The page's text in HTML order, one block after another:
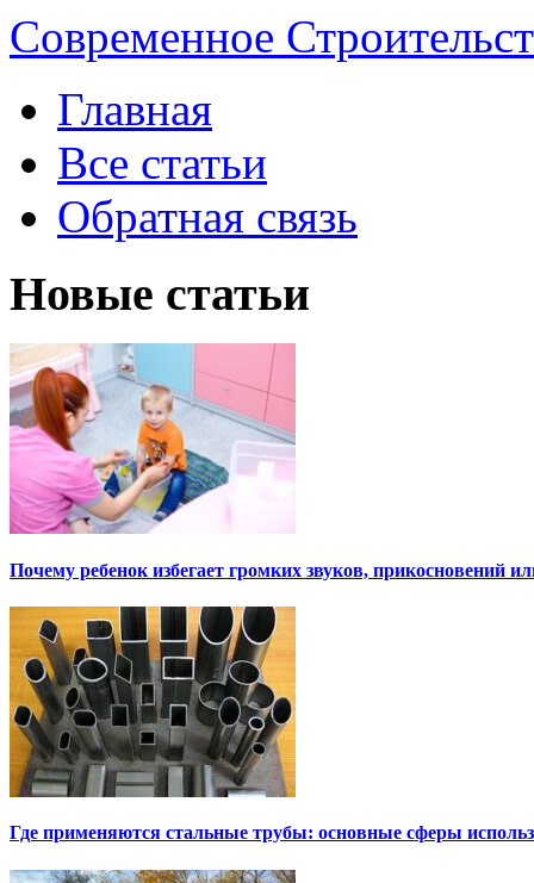
Современное
Главная
Все статьи
Обратная связь
Новые статьи
Почему ребенок избегает громких звуков, прикосновений
Где применяются стальные трубы: основные сферы